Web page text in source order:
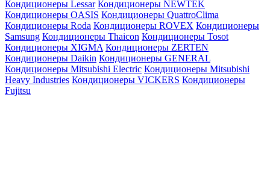
Кондиционеры Lessar Кондиционеры NEWTEK
Кондиционеры OASIS Кондиционеры QuattroClima
Кондиционеры Roda Кондиционеры ROVEX Кондиционеры
Samsung Кондиционеры Thaicon Кондиционеры Tosot
Кондиционеры XIGMA Кондиционеры ZERTEN
Кондиционеры Daikin Кондиционеры GENERAL
Кондиционеры Mitsubishi Electric Кондиционеры Mitsubishi
Heavy Industries Кондиционеры VICKERS Кондиционеры
Fujitsu